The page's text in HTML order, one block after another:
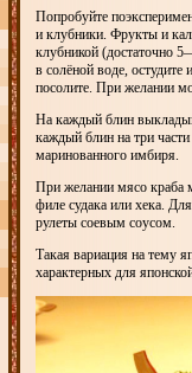
Попробуйте
и клубники. Фрукты и
клубникой (достаточно
в солёной воде,
посолите. При желании
На каждый блин
каждый блин на три
маринованного имбиря.
При желании мясо краба
филе судака или хека.
рулеты соевым соусом.
Такая вариация на тему
характерных для